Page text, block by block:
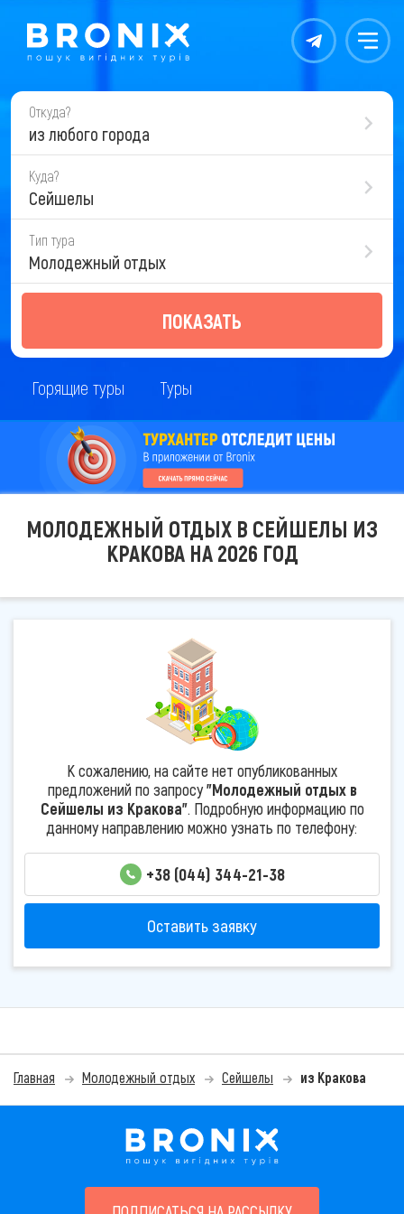
Контакты Меню
Откуда?
из любого города
Куда?
Сейшелы
Тип тура
Молодежный отдых
ПОКАЗАТЬ
Горящие туры Туры
МОЛОДЕЖНЫЙ ОТДЫХ В СЕЙШЕЛЫ ИЗ
КРАКОВА НА 2026 ГОД
К сожалению, на сайте нет опубликованных
предложений по запросу"Молодежный отдых в
Сейшелы из Кракова". Подробную информацию по
данному направлению можно узнать по телефону:
+38 (044) 344-21-38
Оставить заявку
Главная Молодежный отдых Сейшелы из Кракова